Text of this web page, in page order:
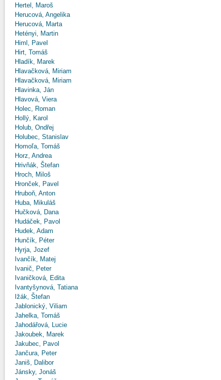
Hertel, Maroš
Herucová, Angelika
Herucová, Marta
Hetényi, Martin
Himl, Pavel
Hirt, Tomáš
Hladík, Marek
Hlavačková, Miriam
Hlavačková, Miriam
Hlavinka, Ján
Hlavová, Viera
Holec, Roman
Hollý, Karol
Holub, Ondřej
Holubec, Stanislav
Homoľa, Tomáš
Horz, Andrea
Hrivňák, Štefan
Hroch, Miloš
Hronček, Pavel
Hruboň, Anton
Huba, Mikuláš
Hučková, Dana
Hudáček, Pavol
Hudek, Adam
Hunčík, Péter
Hyrja, Jozef
Ivančík, Matej
Ivanič, Peter
Ivaničková, Edita
Ivantyšynová, Tatiana
Ižák, Štefan
Jablonický, Viliam
Jahelka, Tomáš
Jahodářová, Lucie
Jakoubek, Marek
Jakubec, Pavol
Jančura, Peter
Janiš, Dalibor
Jánsky, Jonáš